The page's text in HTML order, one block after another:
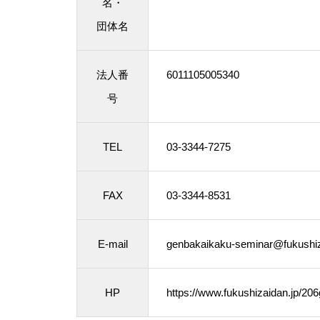
名・
団体名
法人番
号
6011105005340
TEL 03-3344-7275
FAX 03-3344-8531
E-mail genbakaikaku-
HP https://www.fukushizaidan.jp/